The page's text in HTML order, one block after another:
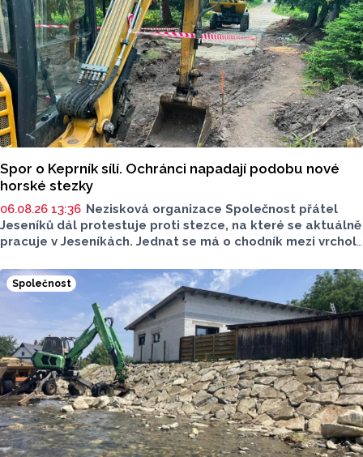
zastupitel města Olomouce, na jeho přání nebudeme
uvádět jeho identitu.
Spor o Keprník sílí. Ochránci napadají podobu nové
horské stezky
06.08.26 13:36 Nezisková organizace Společnost přátel
Jeseníků dál protestuje proti stezce, na které se aktuálně
pracuje v Jeseníkách. Jednat se má o chodník mezi vrcholy
chodníku se podle odborníků příroda jen poškodí, chodník
mezi vrcholy podle nich není nutný.
Společnost